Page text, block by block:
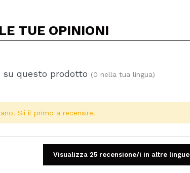
LE TUE OPINIONI
su questo prodotto (0 nella tua lingua)
Sii il primo a recensire!
Visualizza 25 recensione/i in altre lingue